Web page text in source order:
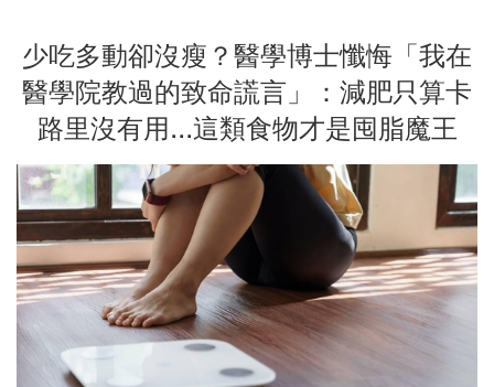
少吃多動卻沒瘦？醫學博士懺悔「我在
醫學院教過的致命謊言」：減肥只算卡
路里沒有用...這類食物才是囤脂魔王